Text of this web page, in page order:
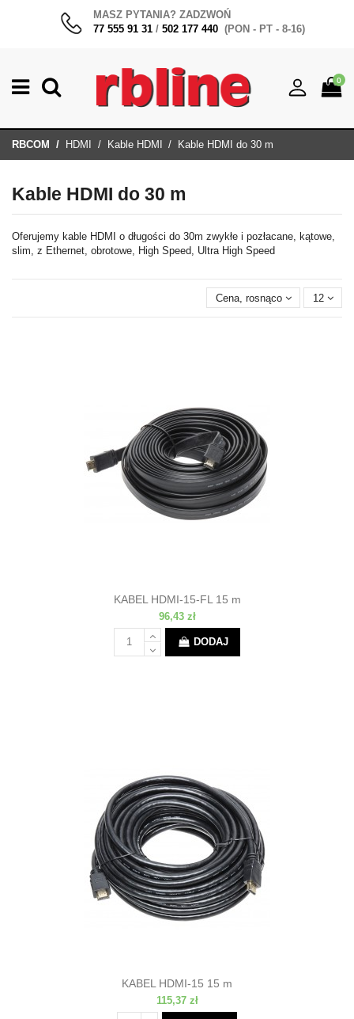
MASZ PYTANIA? ZADZWOŃ
77 555 91 31 / 502 177 440 (PON - PT - 8-16)
0
RBCOM HDMI Kable HDMI Kable HDMI do 30 m
Kable HDMI do 30 m
Oferujemy kable HDMI o długości do 30m zwykłe i pozłacane, kątowe,
slim, z Ethernet, obrotowe, High Speed, Ultra High Speed
Cena, rosnąco 12
KABEL HDMI-15-FL 15 m
96,43 zł
DODAJ
KABEL HDMI-15 15 m
115,37 zł